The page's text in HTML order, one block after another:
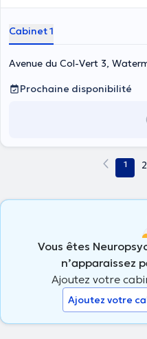
les moyens qui vous
un accompagnement au
Cabinet 1
Avenue du Col-Vert 3,
Prochaine disponibilité
1 2
Vous êtes
n’apparaissez
Ajoutez votre
Ajoutez votre